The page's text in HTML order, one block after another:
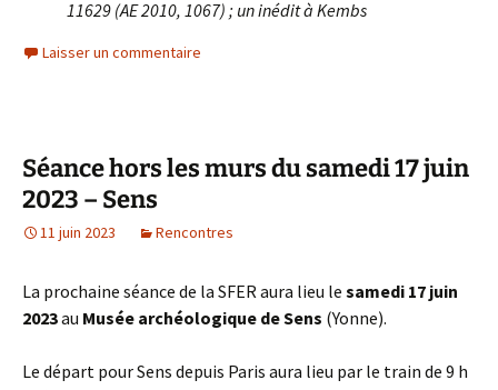
11629 (AE 2010, 1067) ; un inédit à Kembs
Laisser un commentaire
Séance hors les murs du samedi 17 juin
2023 – Sens
11 juin 2023 Rencontres
La prochaine séance de la SFER aura lieu le samedi 17 juin
2023au Musée archéologique de Sens (Yonne).
Le départ pour Sens depuis Paris aura lieu par le train de 9 h